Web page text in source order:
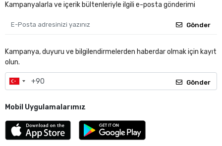
Kampanyalarla ve içerik bültenleriyle ilgili e-posta gönderimi
Gönder
Kampanya, duyuru ve bilgilendirmelerden haberdar olmak için kayıt
olun.
Gönder
Mobil Uygulamalarımız